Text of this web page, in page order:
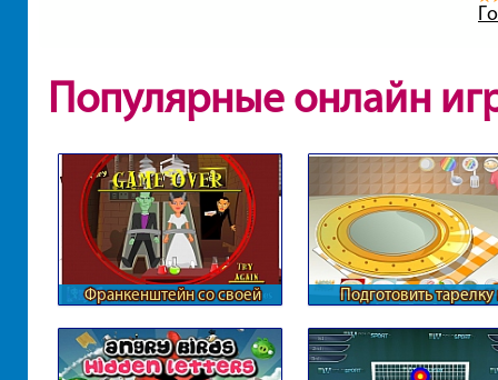
Популярные онлайн
Франкенштейн со своей
Подготовить тарелку